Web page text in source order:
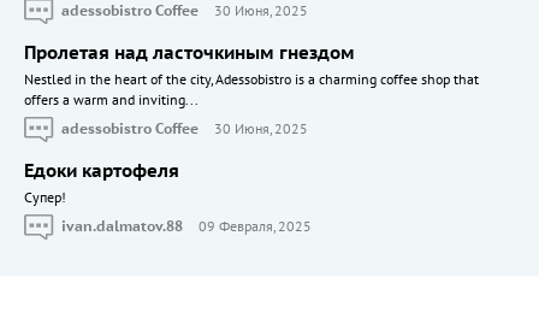
adessobistro Coffee
30 Июня, 2025
Пролетая над ласточкиным гнездом
Nestled in the heart of the city, Adessobistro is a charming coffee shop that
offers a warm and inviting...
adessobistro Coffee
30 Июня, 2025
Едоки картофеля
Cупер!
ivan.dalmatov.88
09 Февраля, 2025